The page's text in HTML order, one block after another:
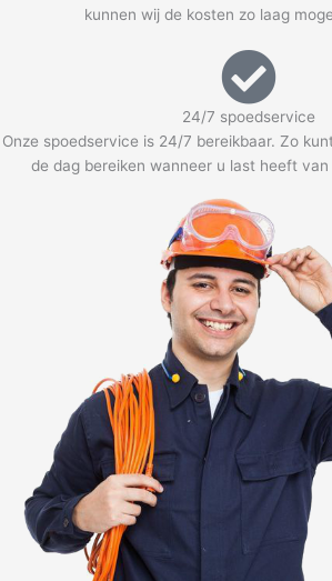
kunnen wij de kosten zo laag
24/7 spoedservice
Onze spoedservice is 24/7 bereikbaar. Zo
de dag bereiken wanneer u last heeft